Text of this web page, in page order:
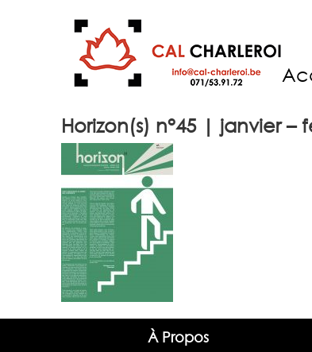
Horizon(s) n°45 | janvier –
À Propos